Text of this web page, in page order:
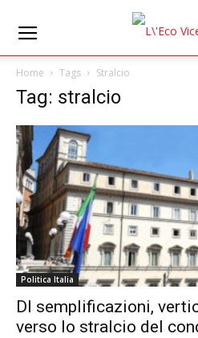
Home Tags Stralcio
Tag: stralcio
Politica Italia
Dl semplificazioni,
verso lo stralcio del